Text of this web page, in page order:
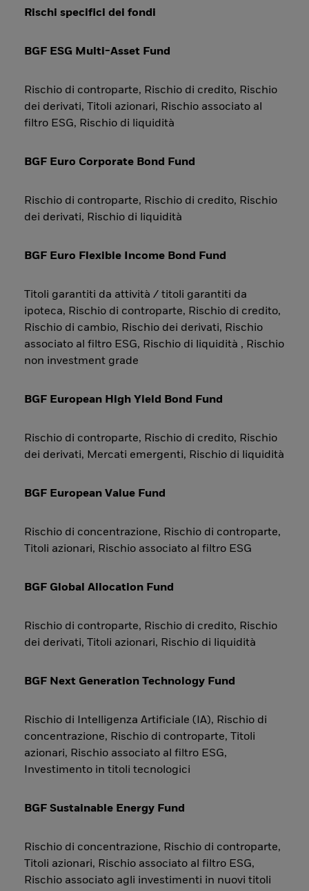
Rischi specifici dei fondi
BGF ESG Multi-Asset Fund
Rischio di controparte, Rischio di credito, Rischio
dei derivati, Titoli azionari, Rischio associato al
filtro ESG, Rischio di liquidità
BGF Euro Corporate Bond Fund
Rischio di controparte, Rischio di credito, Rischio
dei derivati, Rischio di liquidità
BGF Euro Flexible Income Bond Fund
Titoli garantiti da attività / titoli garantiti da
ipoteca, Rischio di controparte, Rischio di credito,
Rischio di cambio, Rischio dei derivati, Rischio
associato al filtro ESG, Rischio di liquidità , Rischio
non investment grade
BGF European High Yield Bond Fund
Rischio di controparte, Rischio di credito, Rischio
dei derivati, Mercati emergenti, Rischio di liquidità
BGF European Value Fund
Rischio di concentrazione, Rischio di controparte,
Titoli azionari, Rischio associato al filtro ESG
BGF Global Allocation Fund
Rischio di controparte, Rischio di credito, Rischio
dei derivati, Titoli azionari, Rischio di liquidità
BGF Next Generation Technology Fund
Rischio di Intelligenza Artificiale (IA), Rischio di
concentrazione, Rischio di controparte, Titoli
azionari, Rischio associato al filtro ESG,
Investimento in titoli tecnologici
BGF Sustainable Energy Fund
Rischio di concentrazione, Rischio di controparte,
Titoli azionari, Rischio associato al filtro ESG,
Rischio associato agli investimenti in nuovi titoli